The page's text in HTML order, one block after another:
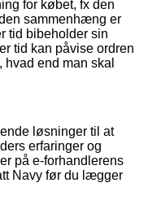
for købet, fx den
sammenhæng er
tid bibeholder sin
tid kan påvise ordren
end man skal
løsninger til at
erfaringer og
på e-forhandlerens
Navy før du lægger